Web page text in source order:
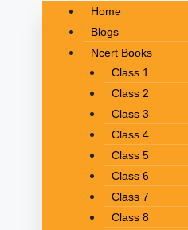
Home
Blogs
Ncert Books
Class 1
Class 2
Class 3
Class 4
Class 5
Class 6
Class 7
Class 8